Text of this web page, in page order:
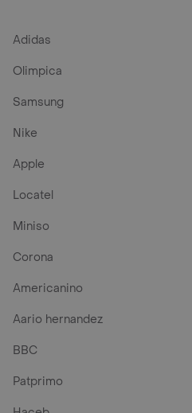
Adidas
Olimpica
Samsung
Nike
Apple
Locatel
Miniso
Corona
Americanino
Aario hernandez
BBC
Patprimo